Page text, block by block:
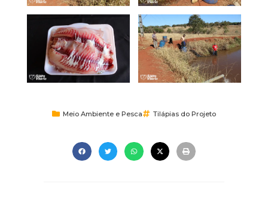
Meio Ambiente e Pesca Tilápias do Projeto